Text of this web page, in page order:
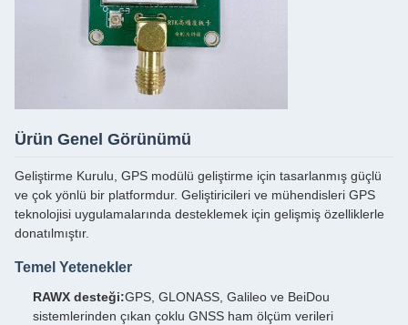
Ürün Genel Görünümü
Geliştirme Kurulu, GPS modülü geliştirme için tasarlanmış güçlü
ve çok yönlü bir platformdur. Geliştiricileri ve mühendisleri GPS
teknolojisi uygulamalarında desteklemek için gelişmiş özelliklerle
donatılmıştır.
Temel Yetenekler
RAWX desteği:GPS, GLONASS, Galileo ve BeiDou
sistemlerinden çıkan çoklu GNSS ham ölçüm verileri